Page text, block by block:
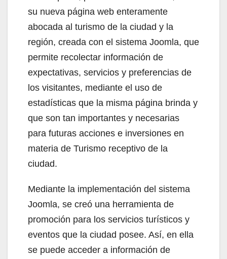
su nueva página web enteramente
abocada al turismo de la ciudad y la
región, creada con el sistema Joomla, que
permite recolectar información de
expectativas, servicios y preferencias de
los visitantes, mediante el uso de
estadísticas que la misma página brinda y
que son tan importantes y necesarias
para futuras acciones e inversiones en
materia de Turismo receptivo de la
ciudad.
Mediante la implementación del sistema
Joomla, se creó una herramienta de
promoción para los servicios turísticos y
eventos que la ciudad posee. Así, en ella
se puede acceder a información de